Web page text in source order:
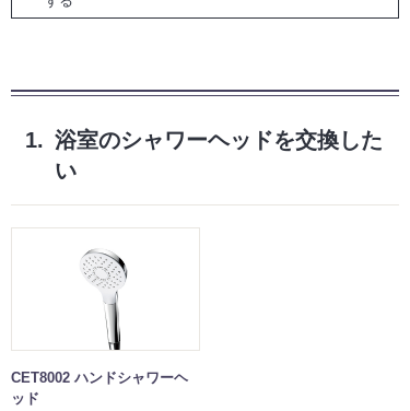
1. 浴室のシャワーヘッドを交換した
い
CET8002 ハンドシャワーヘ
ッド